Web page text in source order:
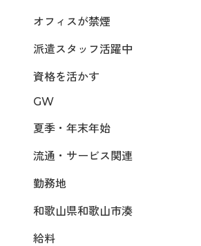
オフィスが禁煙
派遣スタッフ活躍中
資格を活かす
GW
夏季・年末年始
流通・サービス関連
勤務地
和歌山県和歌山市湊
給料